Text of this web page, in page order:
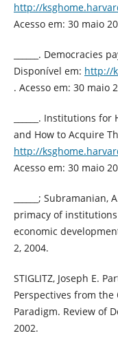
http://
Acesso em: 30 maio
______. Democracies
Disponível em: http://
. Acesso em: 30 maio
______. Institutions
and How to Acquire
http://
Acesso em: 30 maio
______;
primacy of
economic
2, 2004.
STIGLITZ, Joseph E.
Perspectives from
Paradigm. Review of
2002.